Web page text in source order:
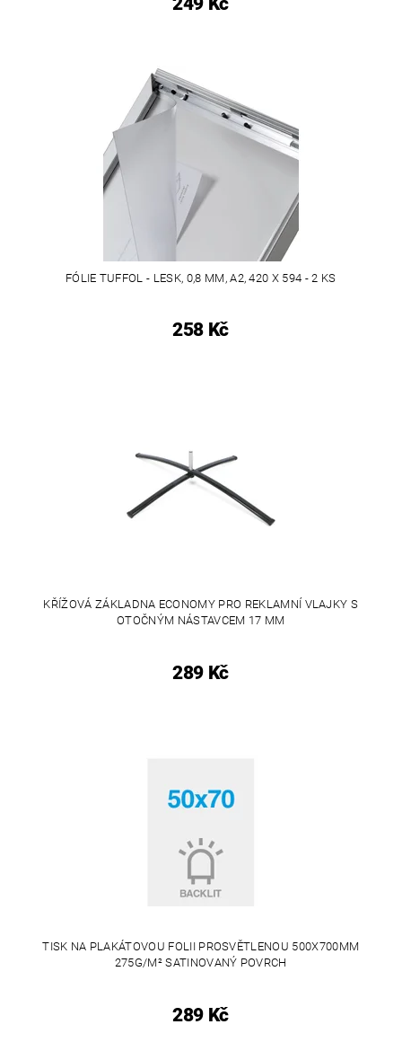
FÓLIE TUFFOL - LESK, 0,8 MM, A2, 420 X 594 - 2 KS
258 Kč
KŘÍŽOVÁ ZÁKLADNA ECONOMY PRO REKLAMNÍ VLAJKY S
OTOČNÝM NÁSTAVCEM 17 MM
289 Kč
TISK NA PLAKÁTOVOU FOLII PROSVĚTLENOU 500X700MM
275G/M² SATINOVANÝ POVRCH
289 Kč